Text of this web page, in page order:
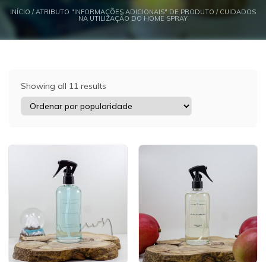
INÍCIO / ATRIBUTO "INFORMAÇÕES ADICIONAIS" DE PRODUTO / CUIDADOS
NA UTILIZAÇÃO DO HOME SPRAY
Showing all 11 results